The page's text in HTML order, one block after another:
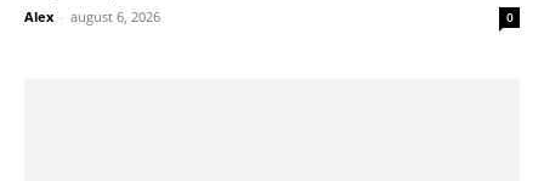
Alex - august 6, 2026 0